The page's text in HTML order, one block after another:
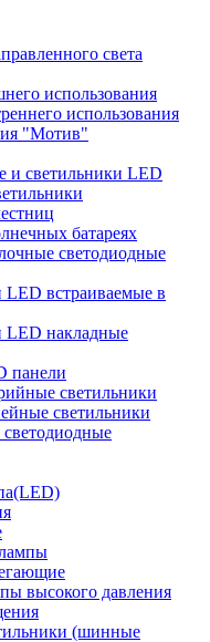
света
использования
использования
"Мотив"
и светильники LED
батареях
светодиодные
LED встраиваемые в
LED накладные
панели
светильники
светильники
высокого давления
(шинные